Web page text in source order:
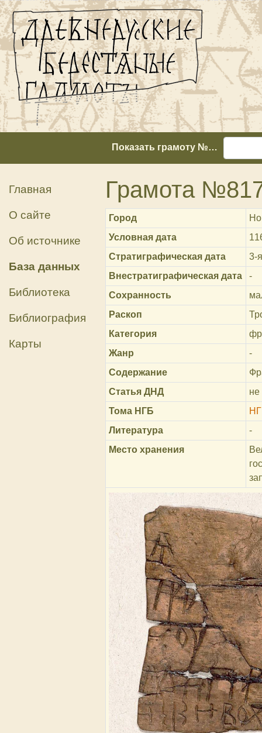
Показать грамоту №…
Главная
О сайте
Об источнике
База данных
Библиотека
Библиография
Карты
Грамота
Город
Условная дата
Стратиграфическая дата
3-
Внестратиграфическая дата
-
Сохранность
Раскоп
Категория
Жанр
-
Содержание
Статья ДНД
Тома НГБ
Литература
-
Место хранения